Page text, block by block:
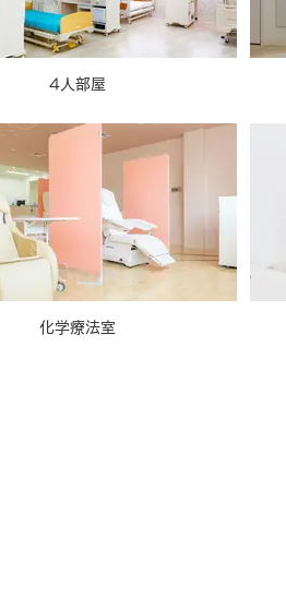
4人部屋
化学療法室